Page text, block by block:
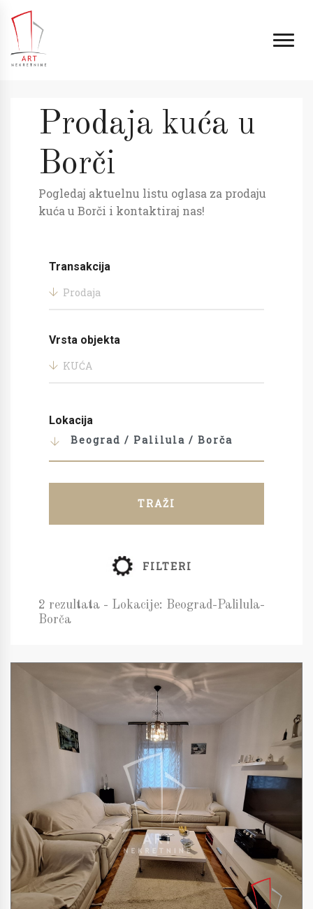
Prodaja kuća u
Borči
Pogledaj aktuelnu listu oglasa za prodaju
kuća u Borči i kontaktiraj nas!
Transakcija
Prodaja
Vrsta objekta
KUĆA
Lokacija
Beograd / Palilula / Borča
TRAŽI
FILTERI
2 rezultata - Lokacije: Beograd-Palilula-
Borča